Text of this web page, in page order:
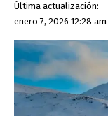
Última actualización:
enero 7, 2026 12:28 am